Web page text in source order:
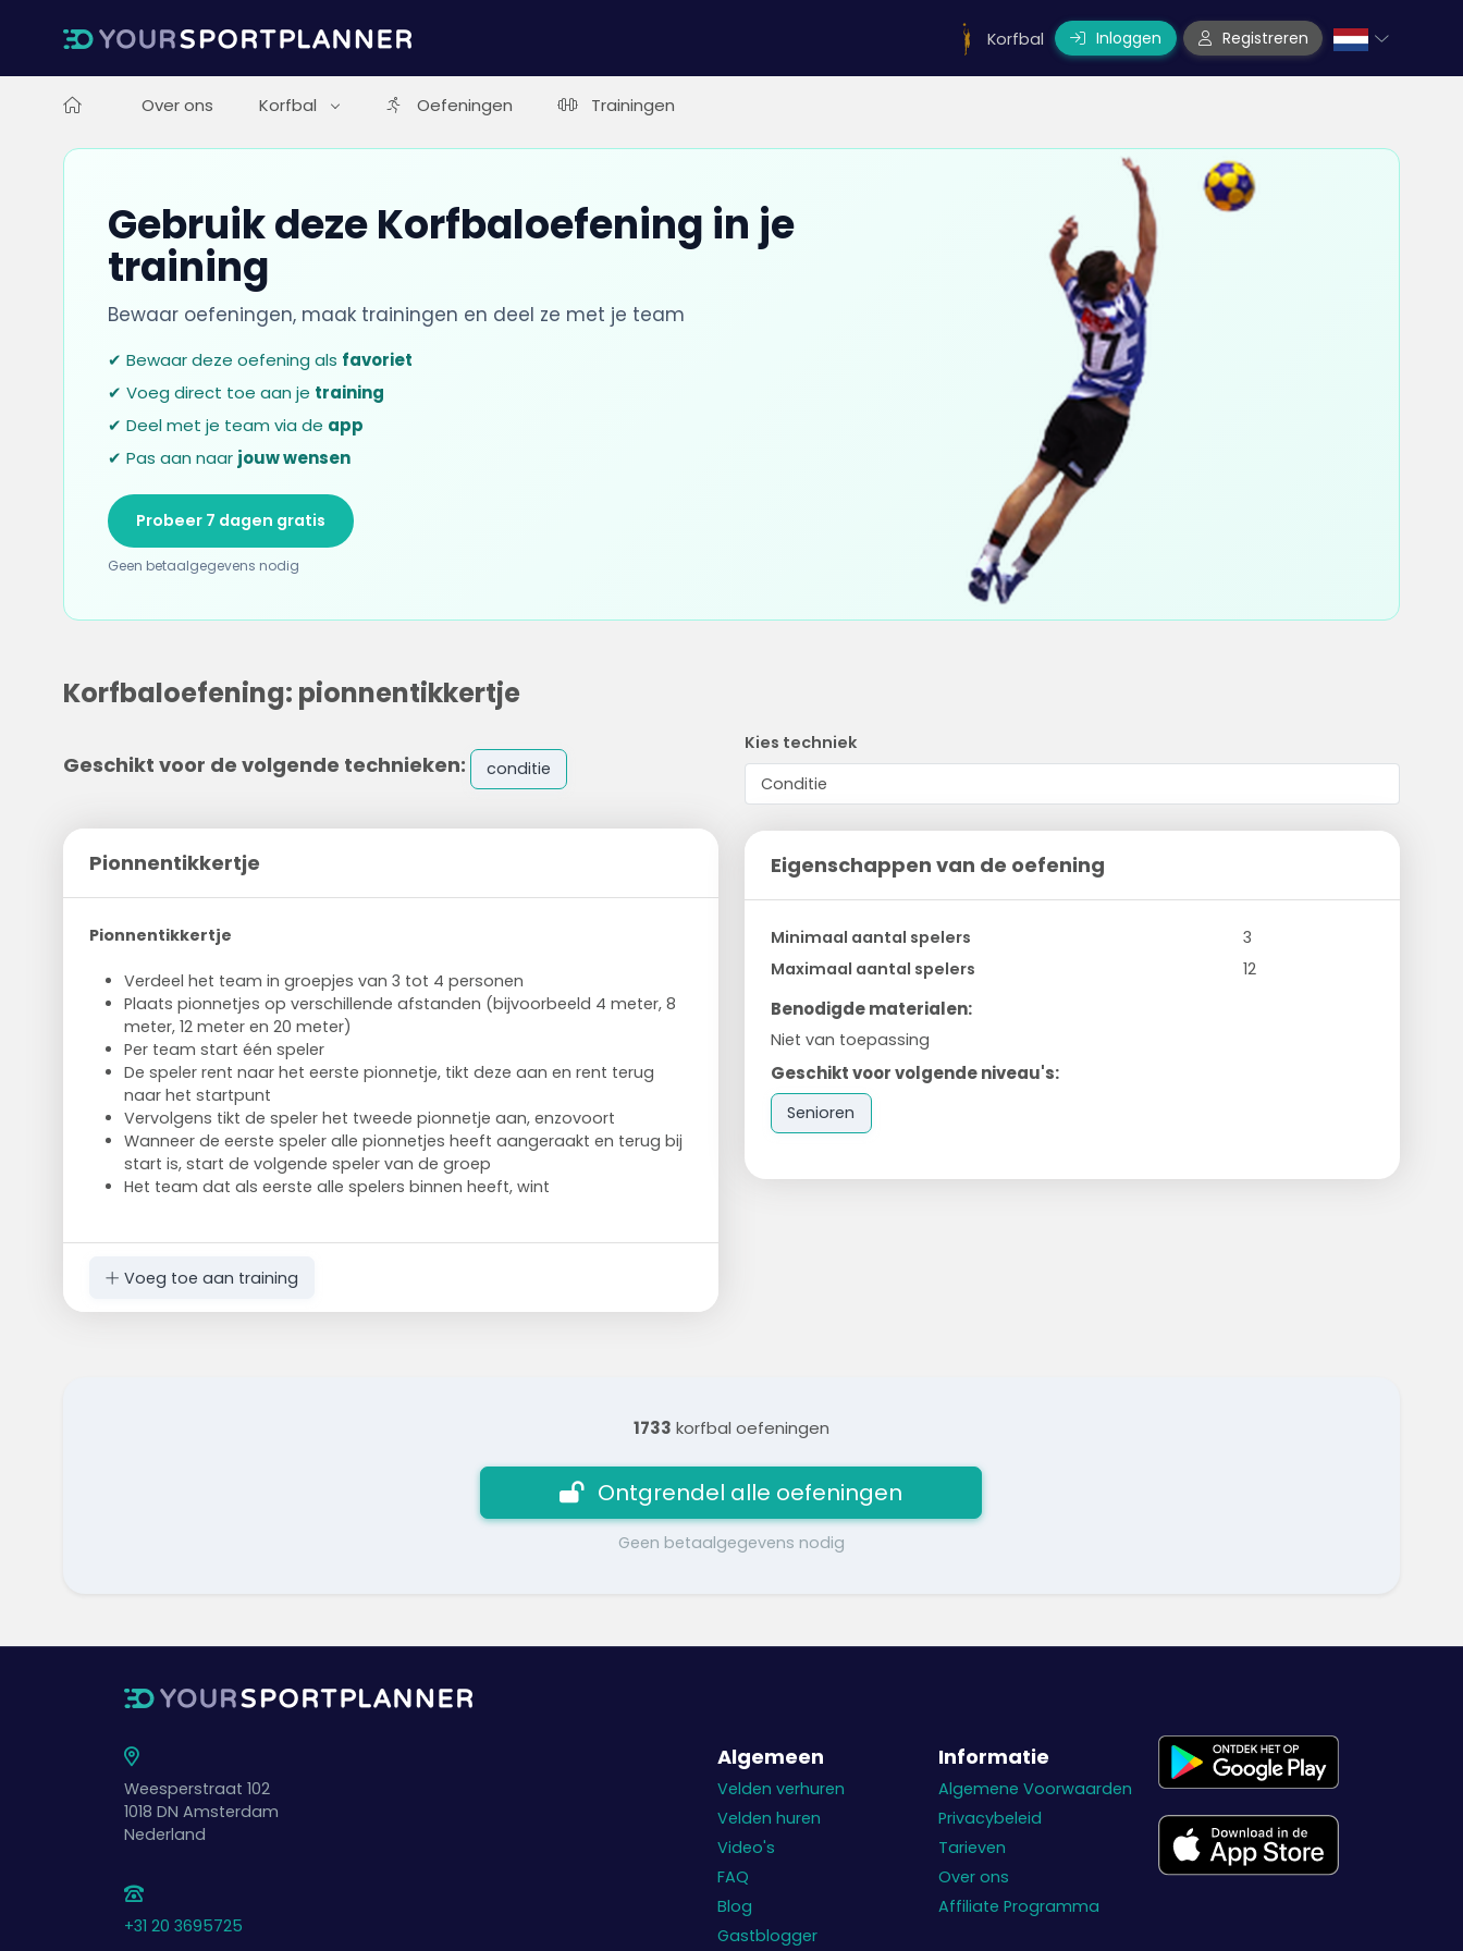
Korfbal Inloggen Registreren
Over ons Korfbal Oefeningen Trainingen
Gebruik deze Korfbaloefening in je
training
Bewaar oefeningen, maak trainingen en deel ze met je team
✔ Bewaar deze oefening als favoriet
✔ Voeg direct toe aan je training
✔ Deel met je team via de app
✔ Pas aan naar jouw wensen
Probeer 7 dagen gratis
Geen betaalgegevens nodig
Korfbaloefening: pionnentikkertje
Geschikt voor de volgende technieken: conditie
Pionnentikkertje
Pionnentikkertje
Verdeel het team in groepjes van 3 tot 4 personen
Plaats pionnetjes op verschillende afstanden (bijvoorbeeld 4 meter, 8
meter, 12 meter en 20 meter)
Per team start één speler
De speler rent naar het eerste pionnetje, tikt deze aan en rent terug
naar het startpunt
Vervolgens tikt de speler het tweede pionnetje aan, enzovoort
Wanneer de eerste speler alle pionnetjes heeft aangeraakt en terug bij
start is, start de volgende speler van de groep
Het team dat als eerste alle spelers binnen heeft, wint
Voeg toe aan training
Kies techniek
Eigenschappen van de oefening
Minimaal aantal spelers
3
Maximaal aantal spelers
12
Benodigde materialen:
Niet van toepassing
Geschikt voor volgende niveau's:
Senioren
1733 korfbal oefeningen
Ontgrendel alle oefeningen
Geen betaalgegevens nodig
Weesperstraat 102
1018 DN Amsterdam
Nederland
+31 20 3695725
Algemeen
Velden verhuren
Velden huren
Video's
FAQ
Blog
Gastblogger
Informatie
Algemene Voorwaarden
Privacybeleid
Tarieven
Over ons
Affiliate Programma